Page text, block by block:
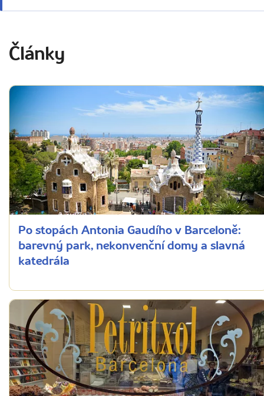
Články
Po stopách Antonia Gaudího v Barceloně:
barevný park, nekonvenční domy a slavná
katedrála